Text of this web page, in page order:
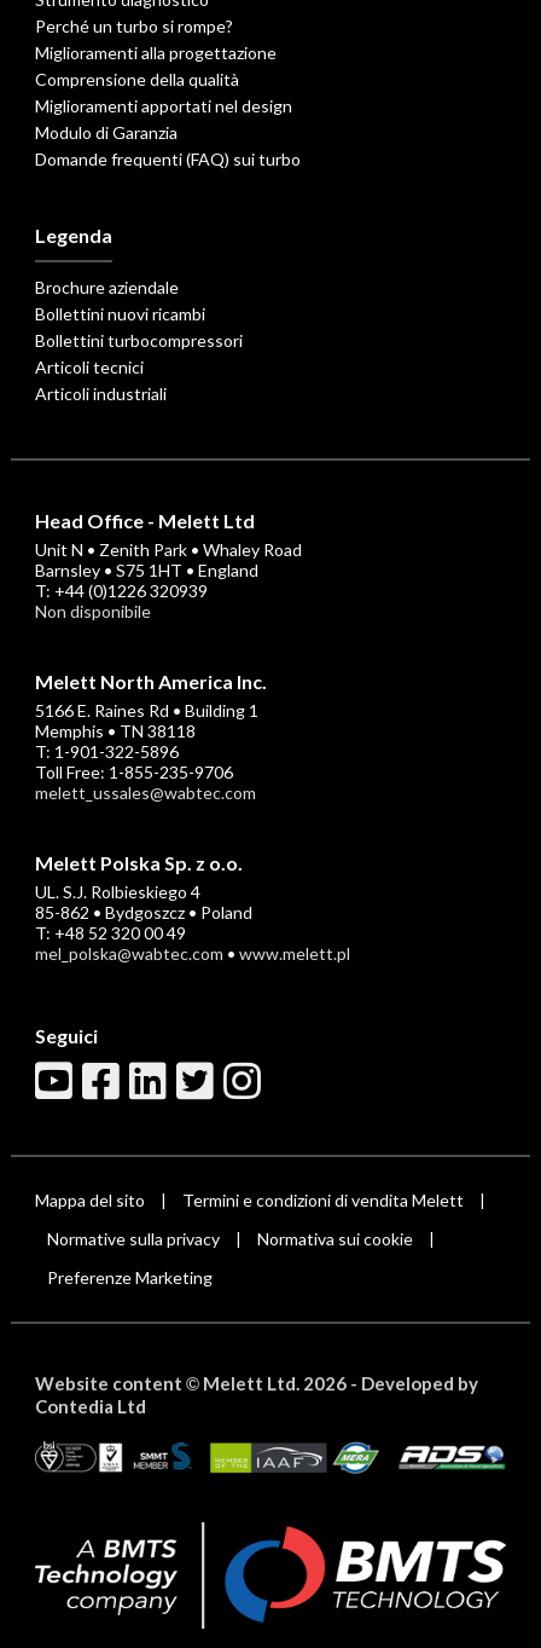
Perché un turbo si rompe?
Miglioramenti alla progettazione
Comprensione della qualità
Miglioramenti apportati nel design
Modulo di Garanzia
Domande frequenti (FAQ) sui turbo
Legenda
Brochure aziendale
Bollettini nuovi ricambi
Bollettini turbocompressori
Articoli tecnici
Articoli industriali
Head Office - Melett Ltd
Unit N • Zenith Park • Whaley Road
Barnsley • S75 1HT • England
T: +44 (0)1226 320939
Non disponibile
Melett North America Inc.
5166 E. Raines Rd • Building 1
Memphis • TN 38118
T: 1-901-322-5896
Toll Free: 1-855-235-9706
melett_ussales@wabtec.com
Melett Polska Sp. z o.o.
UL. S.J. Rolbieskiego 4
85-862 • Bydgoszcz • Poland
T: +48 52 320 00 49
mel_polska@wabtec.com • www.melett.pl
Seguici
Mappa del sito Termini e condizioni di vendita Melett
Normative sulla privacy Normativa sui cookie
Preferenze Marketing
Website content ©Melett Ltd. 2026 - Developed by
Contedia Ltd